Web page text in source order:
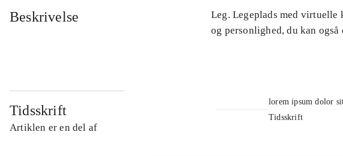
Beskrivelse
Leg. Legeplads med virtuelle
og personlighed, du kan
Tidsskrift
Artiklen er en del af
lorem ipsum dolor
Tidsskrift